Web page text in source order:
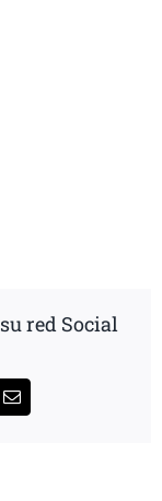
red Social
Correo